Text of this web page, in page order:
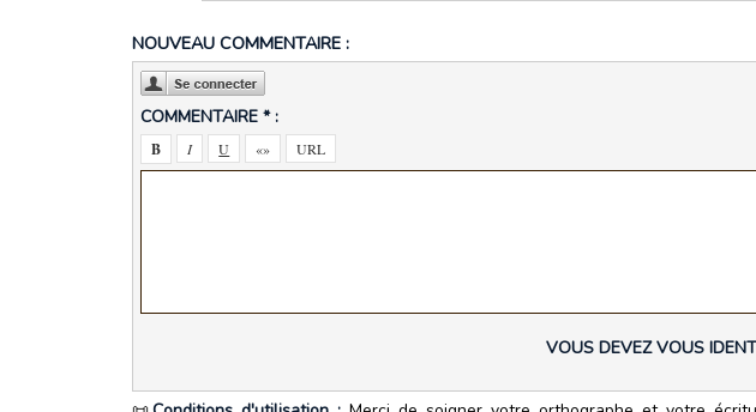
NOUVEAU COMMENTAIRE :
COMMENTAIRE * :
VOUS DEVEZ VOUS